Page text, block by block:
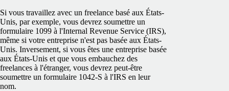
Si vous travaillez avec un freelance basé aux États-
Unis, par exemple, vous devrez soumettre un
formulaire 1099 à l'Internal Revenue Service (IRS),
même si votre entreprise n'est pas basée aux États-
Unis. Inversement, si vous êtes une entreprise basée
aux États-Unis et que vous embauchez des
freelances à l'étranger, vous devrez peut-être
soumettre un formulaire 1042-S à l'IRS en leur
nom.